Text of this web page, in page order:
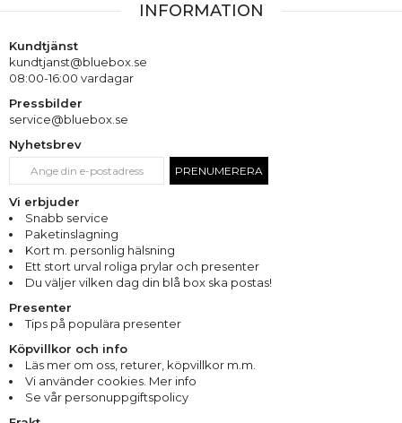
INFORMATION
Kundtjänst
kundtjanst@bluebox.se
08:00-16:00 vardagar
Pressbilder
service@bluebox.se
Nyhetsbrev
PRENUMERERA
Vi erbjuder
Snabb service
Paketinslagning
Kort m. personlig hälsning
Ett stort urval roliga prylar och presenter
Du väljer vilken dag din blå box ska postas!
Presenter
Tips på populära presenter
Köpvillkor och info
Läs mer om oss returer köpvillkor m.m.
Vi använder cookies. Mer info
Se vår personuppgiftspolicy